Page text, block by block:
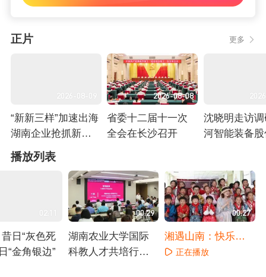
正片 更多
2026-08-09
“新新三样”加速出海
湖南企业抢抓新机
遇 正在播放
2026-08-08
省委十二届十一次
全会在长沙召开
沈晓明走访
河智能装备
播放列表
02:11
日“灰色死
“金角银边”
00:29
湖南农业大学国际
科教人才共培行动
00:27
湘遇山南：快乐音
乐教室点亮雪域孩
正在播放